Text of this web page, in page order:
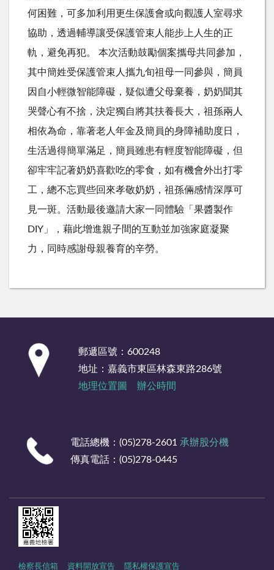
何困難，可多加利用更生保護會或向觀護人室尋求
協助，透過輔導讓受保護管束人能步上人生的正
軌，避免再犯。 本次活動鼓勵個案攜母共同參加，
其中簡姓受保護管束人攜九旬祖母一同參與，簡員
因自小輕微智能障礙，疑似遭父母棄養，奶奶聞其
哭聲心有不捨，決定獨自將其扶養長大，祖孫兩人
相依為命，靠著老人年金及簡員的身障補助度日，
生活過得簡單滿足，簡員雖患有輕度智能障礙，但
卻牢牢記著奶奶喜歡吃的零食，如有機會外出打零
工，總不忘買些回來孝敬奶奶，祖孫倆感情深厚可
見一斑。活動最後邀請大家一同體驗「果醬製作
DIY」，藉此增進親子間的互動並加強家庭凝聚
力，同時感謝母親養育的辛勞。
郵遞區號：600248
地址：嘉義市東區林森東路286號
地理位置圖
辦公時間
電話總機：(05)278-2601 承辦股分機
傳真電話：(05)278-0445
檢察長信箱 資料開放宣告 隱私權保護宣告